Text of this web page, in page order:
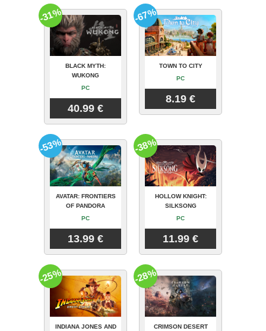
BLACK MYTH:
WUKONG
PC
40.99 €
-31%
TOWN TO CITY
PC
8.19 €
-67%
AVATAR: FRONTIERS
OF PANDORA
PC
13.99 €
-53%
HOLLOW KNIGHT:
SILKSONG
PC
11.99 €
-38%
INDIANA JONES AND
-25%
CRIMSON DESERT
-28%